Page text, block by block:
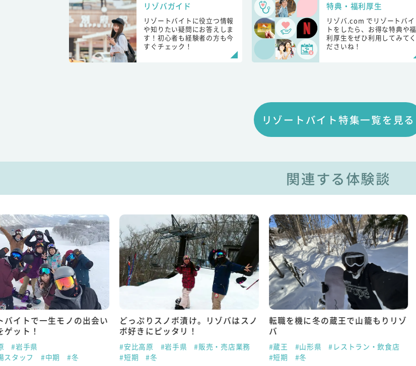
リゾバガイド
リゾートバイトに役立つ情報
や知りたい疑問にお答えしま
す！初心者も経験者の方も今
すぐチェック！
特典・福利厚生
リゾバ.com でリゾートバイ
トをしたら、お得な特典や福
利厚生をぜひ利用してみてく
ださいね！
リゾートバイト特集一覧を見る
関連する体験談
バイトで一生モノの出会い
ゲット！
#岩手県
スタッフ
#中期 #冬
どっぷりスノボ漬け。リゾバはスノ
ボ好きにピッタリ！
#安比高原 #岩手県
#販売・売店業務
#短期
#冬
転職を機に冬の蔵王で山籠もりリゾ
バ
#蔵王 #山形県
#レストラン・飲食店
#短期
#冬